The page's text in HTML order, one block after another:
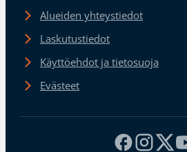
Alueiden yhteystiedot
Laskutustiedot
Käyttöehdot ja tietosuoja
Evästeet